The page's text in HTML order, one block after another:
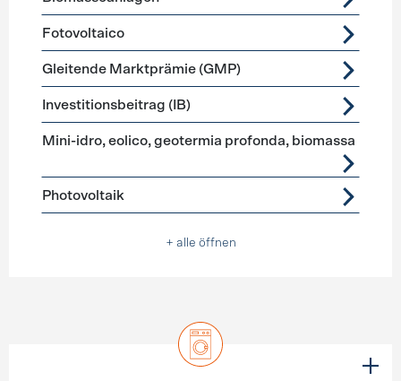
Fotovoltaico
Gleitende Marktprämie (GMP)
Investitionsbeitrag (IB)
Mini-idro, eolico, geotermia profonda, biomassa
Photovoltaik
+ alle öffnen